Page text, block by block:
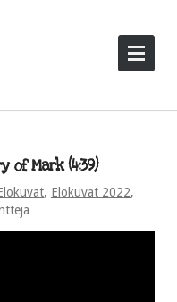
of Mark (4:39)
, Elokuvat 2022,